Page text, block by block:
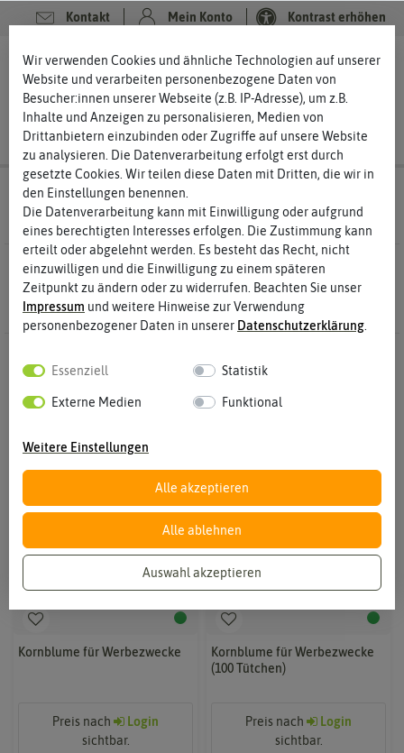
Kontakt Mein Konto Kontrast erhöhen
0 0
SaatgutBlumensamen Kornblumensamen
4 ErgebnisseGefunden in Kornblumensamen
Kornblume für Werbezwecke
Preis nach
Login
sichtbar.
Kornblume für Werbezwecke
(100 Tütchen)
Preis nach
Login
sichtbar.
Filter
Wir verwenden Cookies und ähnliche Technologien auf unserer
Website und verarbeiten personenbezogene Daten von
Besucher:innen unserer Webseite (z.B. IP-Adresse), um z.B.
Inhalte und Anzeigen zu personalisieren, Medien von
Drittanbietern einzubinden oder Zugriffe auf unsere Website
zu analysieren. Die Datenverarbeitung erfolgt erst durch
gesetzte Cookies. Wir teilen diese Daten mit Dritten, die wir in
den Einstellungen benennen.
Die Datenverarbeitung kann mit Einwilligung oder aufgrund
eines berechtigten Interesses erfolgen. Die Zustimmung kann
erteilt oder abgelehnt werden. Es besteht das Recht, nicht
einzuwilligen und die Einwilligung zu einem späteren
Zeitpunkt zu ändern oder zu widerrufen. Beachten Sie unser
Impressum und weitere Hinweise zur Verwendung
personenbezogener Daten in unserer Daten­schutz­erklärung
Essenziell Statistik
Externe Medien Funktional
Weitere Einstellungen
Alle akzeptieren
Alle ablehnen
Auswahl akzeptieren